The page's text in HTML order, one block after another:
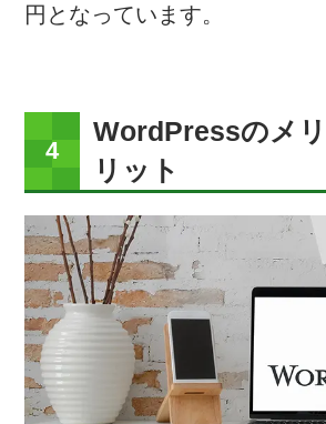
円となっています。
WordPressのメ
リット